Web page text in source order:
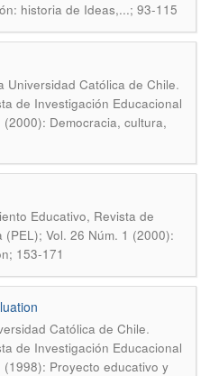
historia de Ideas,...; 93-115
Universidad Católica de Chile.
de Investigación Educacional
Democracia, cultura,
Educativo, Revista de
Vol. 26 Núm. 1 (2000):
153-171
Católica de Chile.
de Investigación Educacional
Proyecto educativo y